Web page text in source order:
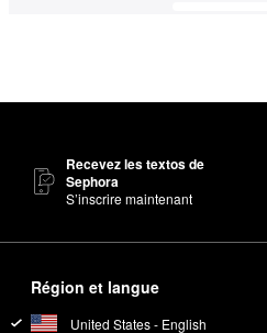
Recevez les textos de
Sephora
S’inscrire maintenant
Région et langue
United States - English